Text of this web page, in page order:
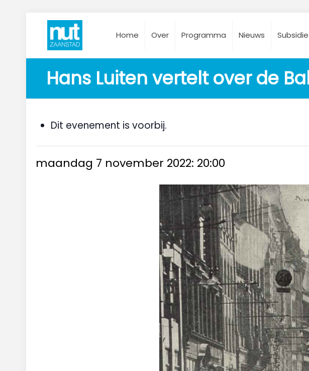
Home Over Programma Nieuws Subsidie
Hans Luiten vertelt over de
Dit evenement is voorbij.
maandag 7 november 2022: 20:00